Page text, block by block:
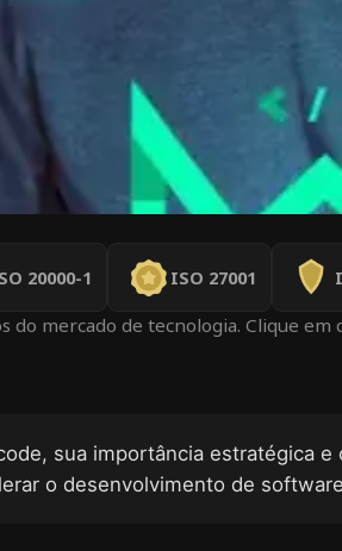
20000-1 ISO 27001
do mercado de tecnologia. Clique em
sua importância estratégica e
o desenvolvimento de